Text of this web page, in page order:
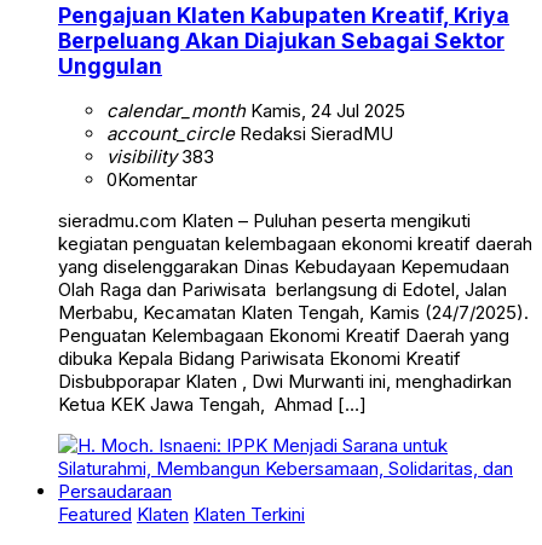
Pengajuan Klaten Kabupaten Kreatif, Kriya
Berpeluang Akan Diajukan Sebagai Sektor
Unggulan
calendar_monthKamis, 24 Jul 2025
account_circleRedaksi SieradMU
visibility383
0Komentar
sieradmu.com Klaten – Puluhan peserta mengikuti
kegiatan penguatan kelembagaan ekonomi kreatif daerah
yang diselenggarakan Dinas Kebudayaan Kepemudaan
Olah Raga dan Pariwisata berlangsung di Edotel, Jalan
Merbabu, Kecamatan Klaten Tengah, Kamis (24/7/2025).
Penguatan Kelembagaan Ekonomi Kreatif Daerah yang
dibuka Kepala Bidang Pariwisata Ekonomi Kreatif
Disbubporapar Klaten , Dwi Murwanti ini, menghadirkan
Ketua KEK Jawa Tengah, Ahmad […]
Featured Klaten Klaten Terkini